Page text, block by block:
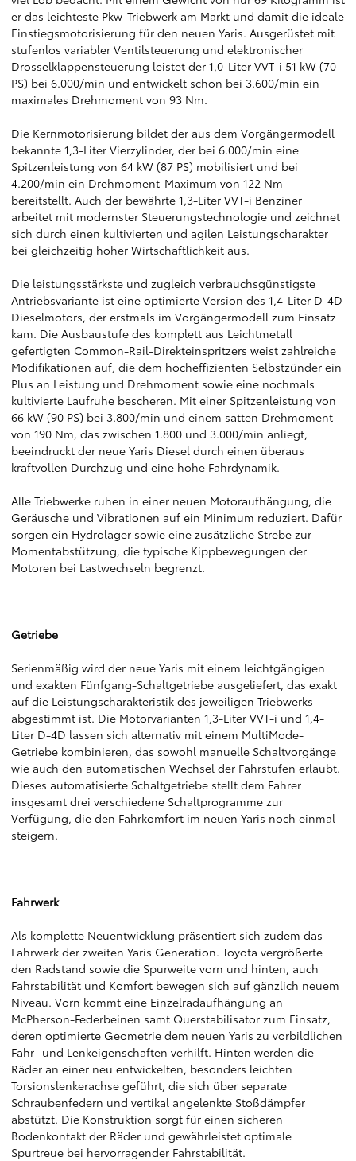
er das leichteste Pkw-Triebwerk am Markt und damit die ideale
Einstiegsmotorisierung für den neuen Yaris. Ausgerüstet mit
stufenlos variabler Ventilsteuerung und elektronischer
Drosselklappensteuerung leistet der 1,0-Liter VVT-i 51 kW (70
PS) bei 6.000/min und entwickelt schon bei 3.600/min ein
maximales Drehmoment von 93 Nm.
Die Kernmotorisierung bildet der aus dem Vorgängermodell
bekannte 1,3-Liter Vierzylinder, der bei 6.000/min eine
Spitzenleistung von 64 kW (87 PS) mobilisiert und bei
4.200/min ein Drehmoment-Maximum von 122 Nm
bereitstellt. Auch der bewährte 1,3-Liter VVT-i Benziner
arbeitet mit modernster Steuerungstechnologie und zeichnet
sich durch einen kultivierten und agilen Leistungscharakter
bei gleichzeitig hoher Wirtschaftlichkeit aus.
Die leistungsstärkste und zugleich verbrauchsgünstigste
Antriebsvariante ist eine optimierte Version des 1,4-Liter D-4D
Dieselmotors, der erstmals im Vorgängermodell zum Einsatz
kam. Die Ausbaustufe des komplett aus Leichtmetall
gefertigten Common-Rail-Direkteinspritzers weist zahlreiche
Modifikationen auf, die dem hocheffizienten Selbstzünder ein
Plus an Leistung und Drehmoment sowie eine nochmals
kultivierte Laufruhe bescheren. Mit einer Spitzenleistung von
66 kW (90 PS) bei 3.800/min und einem satten Drehmoment
von 190 Nm, das zwischen 1.800 und 3.000/min anliegt,
beeindruckt der neue Yaris Diesel durch einen überaus
kraftvollen Durchzug und eine hohe Fahrdynamik.
Alle Triebwerke ruhen in einer neuen Motoraufhängung, die
Geräusche und Vibrationen auf ein Minimum reduziert. Dafür
sorgen ein Hydrolager sowie eine zusätzliche Strebe zur
Momentabstützung, die typische Kippbewegungen der
Motoren bei Lastwechseln begrenzt.
Getriebe
Serienmäßig wird der neue Yaris mit einem leichtgängigen
und exakten Fünfgang-Schaltgetriebe ausgeliefert, das exakt
auf die Leistungscharakteristik des jeweiligen Triebwerks
abgestimmt ist. Die Motorvarianten 1,3-Liter VVT-i und 1,4-
Liter D-4D lassen sich alternativ mit einem MultiMode-
Getriebe kombinieren, das sowohl manuelle Schaltvorgänge
wie auch den automatischen Wechsel der Fahrstufen erlaubt.
Dieses automatisierte Schaltgetriebe stellt dem Fahrer
insgesamt drei verschiedene Schaltprogramme zur
Verfügung, die den Fahrkomfort im neuen Yaris noch einmal
steigern.
Fahrwerk
Als komplette Neuentwicklung präsentiert sich zudem das
Fahrwerk der zweiten Yaris Generation. Toyota vergrößerte
den Radstand sowie die Spurweite vorn und hinten, auch
Fahrstabilität und Komfort bewegen sich auf gänzlich neuem
Niveau. Vorn kommt eine Einzelradaufhängung an
McPherson-Federbeinen samt Querstabilisator zum Einsatz,
deren optimierte Geometrie dem neuen Yaris zu vorbildlichen
Fahr- und Lenkeigenschaften verhilft. Hinten werden die
Räder an einer neu entwickelten, besonders leichten
Torsionslenkerachse geführt, die sich über separate
Schraubenfedern und vertikal angelenkte Stoßdämpfer
abstützt. Die Konstruktion sorgt für einen sicheren
Bodenkontakt der Räder und gewährleistet optimale
Spurtreue bei hervorragender Fahrstabilität.